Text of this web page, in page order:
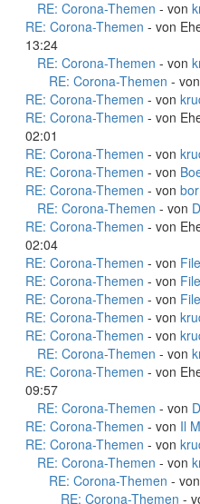
RE: Corona-Themen - von
RE: Corona-Themen - von
13:24
RE: Corona-Themen - von
RE: Corona-Themen - von
RE: Corona-Themen - von
RE: Corona-Themen - von
02:01
RE: Corona-Themen - von
RE: Corona-Themen - von
RE: Corona-Themen - von
RE: Corona-Themen - von
RE: Corona-Themen - von
02:04
RE: Corona-Themen - von
RE: Corona-Themen - von
RE: Corona-Themen - von
RE: Corona-Themen - von
RE: Corona-Themen - von
RE: Corona-Themen - von
RE: Corona-Themen - von
09:57
RE: Corona-Themen - von
RE: Corona-Themen - von Il
RE: Corona-Themen - von
RE: Corona-Themen - von
RE: Corona-Themen - von
RE: Corona-Themen -